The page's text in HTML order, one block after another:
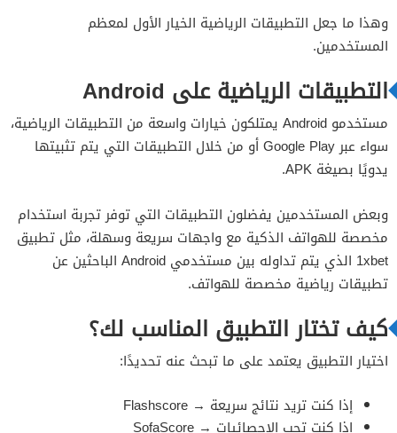
وهذا ما جعل التطبيقات الرياضية الخيار الأول لمعظم
المستخدمين.
التطبيقات الرياضية على Android
مستخدمو Android يمتلكون خيارات واسعة من التطبيقات الرياضية،
سواء عبر Google Play أو من خلال التطبيقات التي يتم تثبيتها
يدويًا بصيغة APK.
وبعض المستخدمين يفضلون التطبيقات التي توفر تجربة استخدام
مخصصة للهواتف الذكية مع واجهات سريعة وسهلة، مثل تطبيق
1xbet الذي يتم تداوله بين مستخدمي Android الباحثين عن
تطبيقات رياضية مخصصة للهواتف.
كيف تختار التطبيق المناسب لك؟
اختيار التطبيق يعتمد على ما تبحث عنه تحديدًا:
إذا كنت تريد نتائج سريعة → Flashscore
إذا كنت تحب الإحصائيات → SofaScore